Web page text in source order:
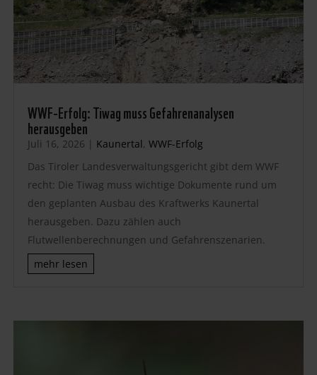
WWF-Erfolg: Tiwag muss Gefahrenanalysen
herausgeben
Juli 16, 2026 | Kaunertal, WWF-Erfolg
Das Tiroler Landesverwaltungsgericht gibt dem WWF
recht: Die Tiwag muss wichtige Dokumente rund um
den geplanten Ausbau des Kraftwerks Kaunertal
herausgeben. Dazu zählen auch
Flutwellenberechnungen und Gefahrenszenarien.
mehr lesen